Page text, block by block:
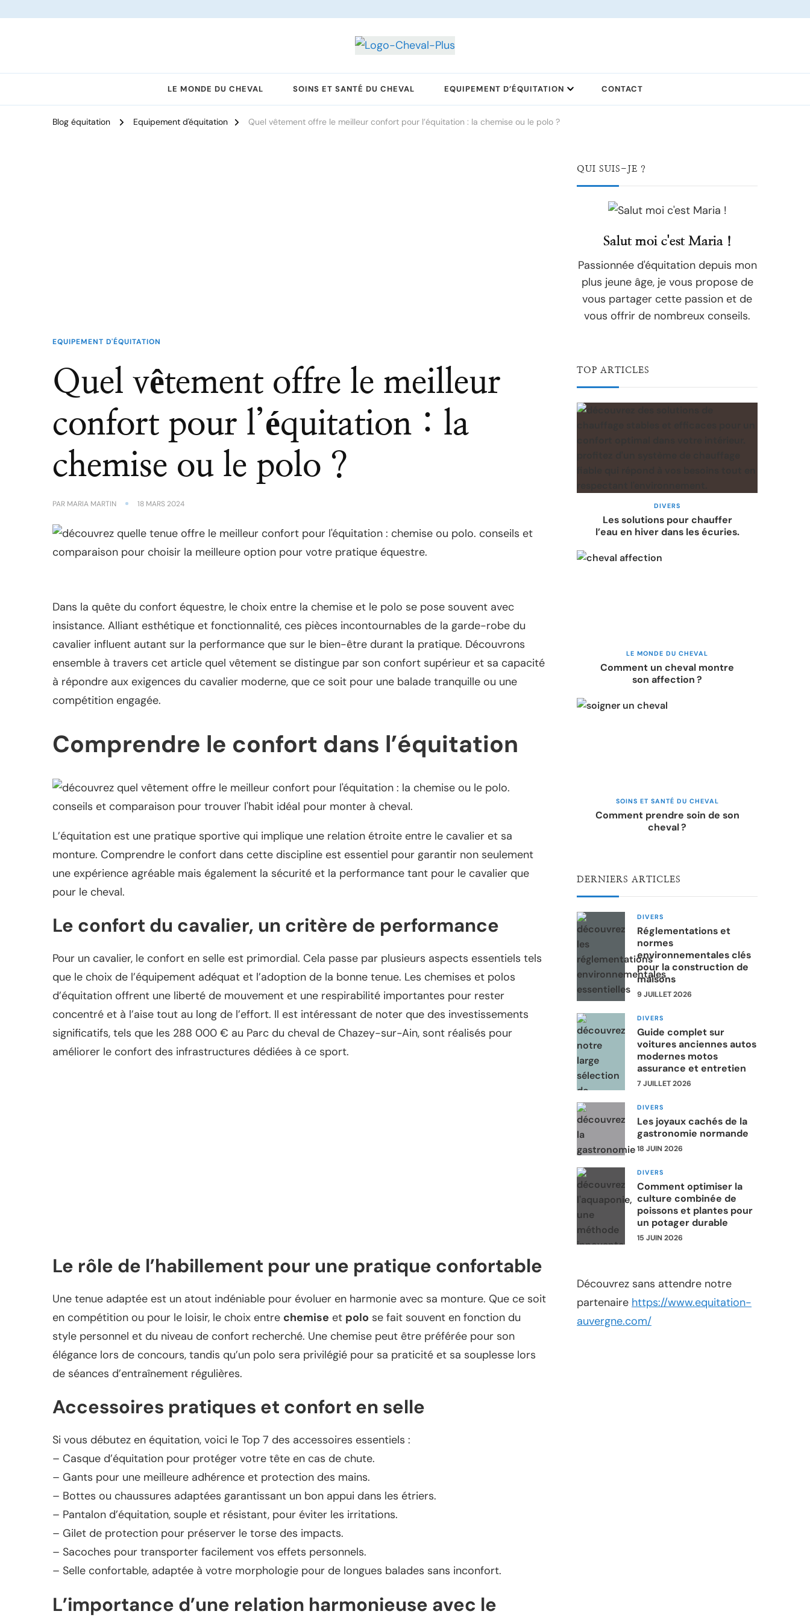
LE MONDE DU CHEVAL SOINS ET SANTÉ DU CHEVAL EQUIPEMENT D’ÉQUITATION CONTACT
Blog équitation Equipement d'équitation Quel vêtement offre le meilleur confort pour l’équitation : la chemise ou le polo ?
EQUIPEMENT D'ÉQUITATION
Quel vêtement offre le meilleur
confort pour l’équitation : la
chemise ou le polo ?
PAR MARIA MARTIN 18 MARS 2024
Dans la quête du confort équestre, le choix entre la chemise et le polo se pose souvent avec
insistance. Alliant esthétique et fonctionnalité, ces pièces incontournables de la garde-robe du
cavalier influent autant sur la performance que sur le bien-être durant la pratique. Découvrons
ensemble à travers cet article quel vêtement se distingue par son confort supérieur et sa capacité
à répondre aux exigences du cavalier moderne, que ce soit pour une balade tranquille ou une
compétition engagée.
Comprendre le confort dans l’équitation
L’équitation est une pratique sportive qui implique une relation étroite entre le cavalier et sa
monture. Comprendre le confort dans cette discipline est essentiel pour garantir non seulement
une expérience agréable mais également la sécurité et la performance tant pour le cavalier que
pour le cheval.
Le confort du cavalier, un critère de performance
Pour un cavalier, le confort en selle est primordial. Cela passe par plusieurs aspects essentiels tels
que le choix de l’équipement adéquat et l’adoption de la bonne tenue. Les chemises et polos
d’équitation offrent une liberté de mouvement et une respirabilité importantes pour rester
concentré et à l’aise tout au long de l’effort. Il est intéressant de noter que des investissements
significatifs, tels que les 288 000 € au Parc du cheval de Chazey-sur-Ain, sont réalisés pour
améliorer le confort des infrastructures dédiées à ce sport.
Le rôle de l’habillement pour une pratique confortable
Une tenue adaptée est un atout indéniable pour évoluer en harmonie avec sa monture. Que ce soit
en compétition ou pour le loisir, le choix entre chemise et polo se fait souvent en fonction du
style personnel et du niveau de confort recherché. Une chemise peut être préférée pour son
élégance lors de concours, tandis qu’un polo sera privilégié pour sa praticité et sa souplesse lors
de séances d’entraînement régulières.
Accessoires pratiques et confort en selle
Si vous débutez en équitation, voici le Top 7 des accessoires essentiels :
– Casque d’équitation pour protéger votre tête en cas de chute.
– Gants pour une meilleure adhérence et protection des mains.
– Bottes ou chaussures adaptées garantissant un bon appui dans les étriers.
– Pantalon d’équitation, souple et résistant, pour éviter les irritations.
– Gilet de protection pour préserver le torse des impacts.
– Sacoches pour transporter facilement vos effets personnels.
– Selle confortable, adaptée à votre morphologie pour de longues balades sans inconfort.
L’importance d’une relation harmonieuse avec le
QUI SUIS-JE ?
Salut moi c'est Maria !
Passionnée d'équitation depuis mon
plus jeune âge, je vous propose de
vous partager cette passion et de
vous offrir de nombreux conseils.
TOP ARTICLES
DIVERS
Les solutions pour chauffer
l’eau en hiver dans les écuries.
LE MONDE DU CHEVAL
Comment un cheval montre
son affection ?
SOINS ET SANTÉ DU CHEVAL
Comment prendre soin de son
cheval ?
DERNIERS ARTICLES
DIVERS
Réglementations et
normes
environnementales clés
pour la construction de
maisons
9 JUILLET 2026
DIVERS
Guide complet sur
voitures anciennes autos
modernes motos
assurance et entretien
7 JUILLET 2026
DIVERS
Les joyaux cachés de la
gastronomie normande
18 JUIN 2026
DIVERS
Comment optimiser la
culture combinée de
poissons et plantes pour
un potager durable
15 JUIN 2026
Découvrez sans attendre notre
partenaire https://www.equitation-
auvergne.com/